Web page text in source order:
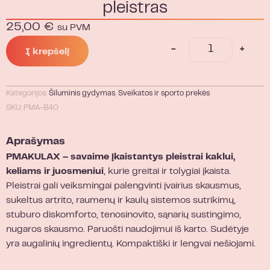
pleistras
25,00 € su PVM
- +
Į krepšelį
Kategorijos: Šiluminis gydymas, Sveikatos ir sporto prekės
SKU: PMA-B40
Aprašymas
PMAKULAX – savaime įkaistantys pleistrai kaklui,
keliams ir juosmeniui , kurie greitai ir tolygiai įkaista.
Pleistrai gali veiksmingai palengvinti įvairius skausmus,
sukeltus artrito, raumenų ir kaulų sistemos sutrikimų,
stuburo diskomforto, tenosinovito, sąnarių sustingimo,
nugaros skausmo. Paruošti naudojimui iš karto. Sudėtyje
yra augalinių ingredientų. Kompaktiški ir lengvai nešiojami.